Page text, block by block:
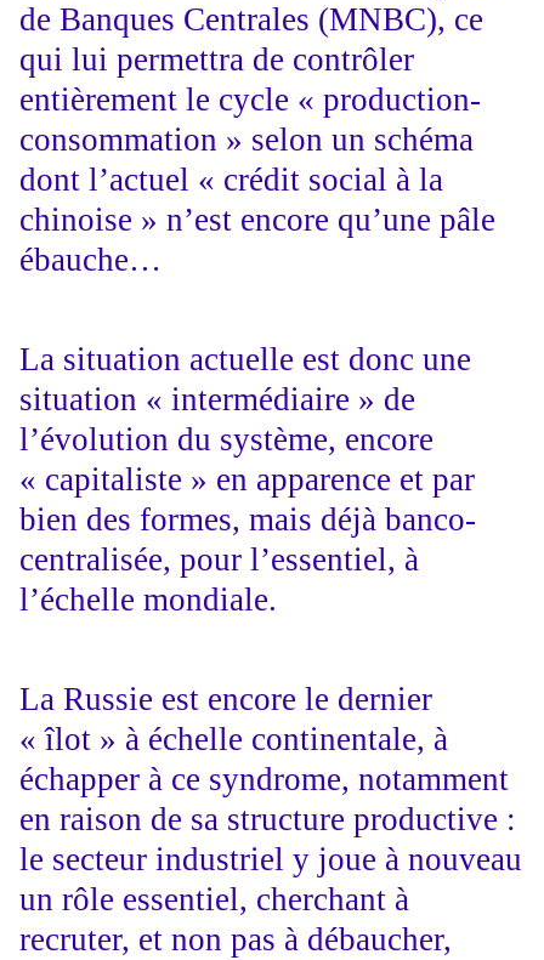
de Banques Centrales (MNBC), ce
qui lui permettra de contrôler
entièrement le cycle « production-
consommation » selon un schéma
dont l’actuel « crédit social à la
chinoise » n’est encore qu’une pâle
ébauche…
La situation actuelle est donc une
situation « intermédiaire » de
l’évolution du système, encore
« capitaliste » en apparence et par
bien des formes, mais déjà banco-
centralisée, pour l’essentiel, à
l’échelle mondiale.
La Russie est encore le dernier
« îlot » à échelle continentale, à
échapper à ce syndrome, notamment
en raison de sa structure productive :
le secteur industriel y joue à nouveau
un rôle essentiel, cherchant à
recruter, et non pas à débaucher,